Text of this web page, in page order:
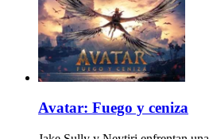
Avatar: Fuego y ceniza